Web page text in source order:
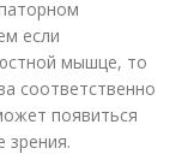
если
мышце, то
соответственно
появиться
зрения.